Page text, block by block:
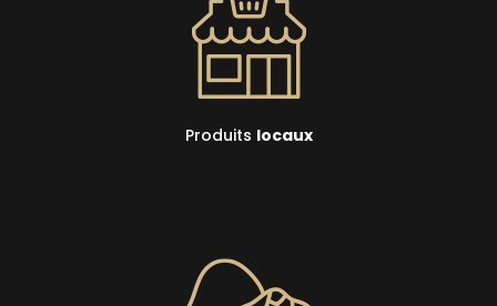
Produits locaux